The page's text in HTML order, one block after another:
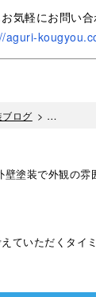
軽にお問い合
aguri-
ログ > 軒天井と
塗装で外観の雰
ていただくタイ